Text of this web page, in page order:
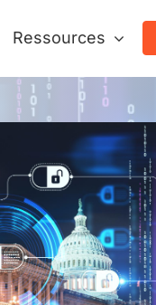
Ressources